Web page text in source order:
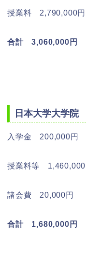
授業料 2,790,000円
合計 3,060,000円
日本大学大学
入学金 200,000円
授業料等 1,460,000
諸会費 20,000円
合計 1,680,000円